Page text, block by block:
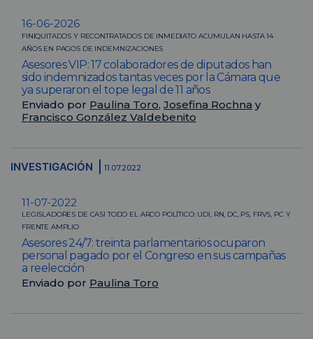
16-06-2026
FINIQUITADOS Y RECONTRATADOS DE INMEDIATO ACUMULAN HASTA 14
AÑOS EN PAGOS DE INDEMNIZACIONES
Asesores VIP: 17 colaboradores de diputados han
sido indemnizados tantas veces por la Cámara que
ya superaron el tope legal de 11 años
Enviado por Paulina Toro, Josefina Rochna y
Francisco González Valdebenito
INVESTIGACIÓN 11.07.2022
11-07-2022
LEGISLADORES DE CASI TODO EL ARCO POLÍTICO: UDI, RN, DC, PS, FRVS, PC Y
FRENTE AMPLIO
Asesores 24/7: treinta parlamentarios ocuparon
personal pagado por el Congreso en sus campañas
a reelección
Enviado por Paulina Toro